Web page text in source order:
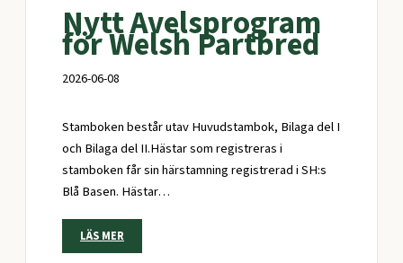
Nytt Avelsprogram
för Welsh Partbred
2026-06-08
Stamboken består utav Huvudstambok, Bilaga del I
och Bilaga del II.Hästar som registreras i
stamboken får sin härstamning registrerad i SH:s
Blå Basen. Hästar…
LÄS MER